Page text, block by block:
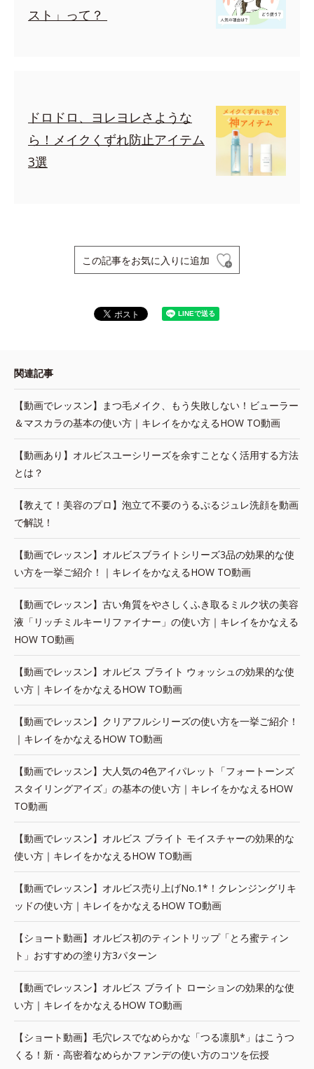
スト」って？
ドロドロ、ヨレヨレさような
ら！メイクくずれ防止アイテム
3選
この記事をお気に入りに追加
関連記事
【動画でレッスン】まつ毛メイク、もう失敗しない！ビューラー
＆マスカラの基本の使い方｜キレイをかなえるHOW TO動画
【動画あり】オルビスユーシリーズを余すことなく活用する方法
とは？
【教えて！美容のプロ】泡立て不要のうるぷるジュレ洗顔を動画
で解説！
【動画でレッスン】オルビスブライトシリーズ3品の効果的な使
い方を一挙ご紹介！｜キレイをかなえるHOW TO動画
【動画でレッスン】古い角質をやさしくふき取るミルク状の美容
液「リッチミルキーリファイナー」の使い方｜キレイをかなえる
HOW TO動画
【動画でレッスン】オルビス ブライト ウォッシュの効果的な使
い方｜キレイをかなえるHOW TO動画
【動画でレッスン】クリアフルシリーズの使い方を一挙ご紹介！
｜キレイをかなえるHOW TO動画
【動画でレッスン】大人気の4色アイパレット「フォートーンズ
スタイリングアイズ」の基本の使い方｜キレイをかなえるHOW
TO動画
【動画でレッスン】オルビス ブライト モイスチャーの効果的な
使い方｜キレイをかなえるHOW TO動画
【動画でレッスン】オルビス売り上げNo.1*！クレンジングリキ
ッドの使い方｜キレイをかなえるHOW TO動画
【ショート動画】オルビス初のティントリップ「とろ蜜ティン
ト」おすすめの塗り方3パターン
【動画でレッスン】オルビス ブライト ローションの効果的な使
い方｜キレイをかなえるHOW TO動画
【ショート動画】毛穴レスでなめらかな「つる凛肌*」はこうつ
くる！新・高密着なめらかファンデの使い方のコツを伝授